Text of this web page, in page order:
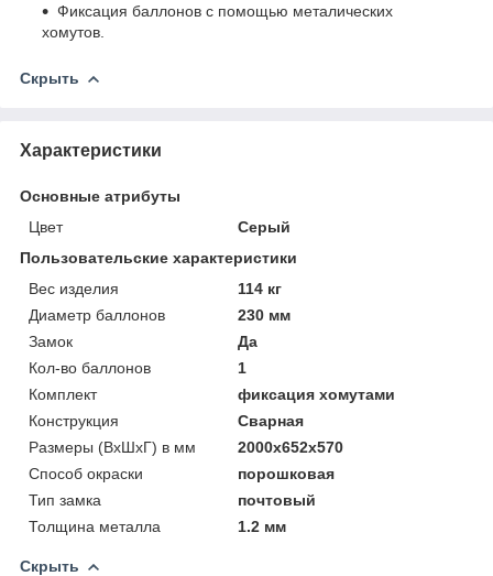
Фиксация баллонов с помощью металических
хомутов.
Скрыть
Характеристики
Основные атрибуты
Цвет
Серый
Пользовательские характеристики
Вес изделия
114 кг
Диаметр баллонов
230 мм
Замок
Да
Кол-во баллонов
1
Комплект
фиксация хомутами
Конструкция
Сварная
Размеры (ВхШхГ) в мм
2000х652х570
Способ окраски
порошковая
Тип замка
почтовый
Толщина металла
1.2 мм
Скрыть